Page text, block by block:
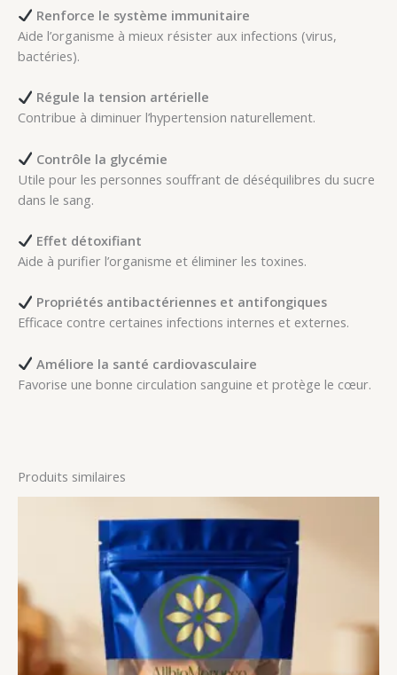
Renforce le système immunitaire
Aide l’organisme à mieux résister aux infections (virus,
bactéries).
Régule la tension artérielle
Contribue à diminuer l’hypertension naturellement.
Contrôle la glycémie
Utile pour les personnes souffrant de déséquilibres du sucre
dans le sang.
Effet détoxifiant
Aide à purifier l’organisme et éliminer les toxines.
Propriétés antibactériennes et antifongiques
Efficace contre certaines infections internes et externes.
Améliore la santé cardiovasculaire
Favorise une bonne circulation sanguine et protège le cœur.
Produits similaires